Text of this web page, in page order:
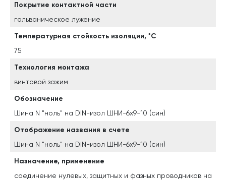
Покрытие контактной части
гальваническое лужение
Температурная стойкость изоляции, ˚С
75
Технология монтажа
винтовой зажим
Обозначение
Шина N "ноль" на DIN-изол ШНИ-6х9-10 (син)
Отображение названия в счете
Шина N "ноль" на DIN-изол ШНИ-6х9-10 (син)
Назначение, применение
соединение нулевых, защитных и фазных проводников на